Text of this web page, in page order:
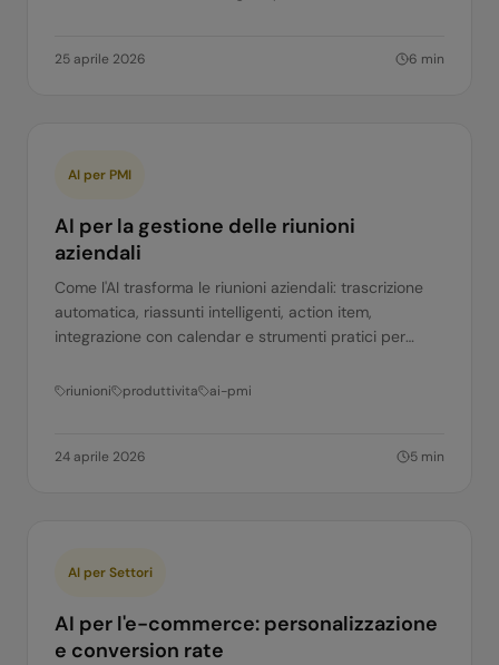
25 aprile 2026 6 min
AI per PMI
AI per la gestione delle riunioni
aziendali
Come l'AI trasforma le riunioni aziendali: trascrizione
automatica, riassunti intelligenti, action item,
integrazione con calendar e strumenti pratici per
riunioni produttivita ai-pmi
24 aprile 2026 5 min
AI per Settori
AI per l'e-commerce: personalizzazione
e conversion rate